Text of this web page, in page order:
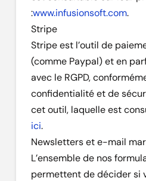
:www.infusionsoft.com.
Stripe
Stripe est l’outil de
(comme Paypal) et en
avec le RGPD,
confidentialité et de
cet outil, laquelle est
ici.
Newsletters et e-mail
L’ensemble de nos
permettent de décider si